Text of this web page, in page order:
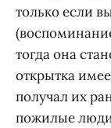
только если
тогда она
открытка
получал их
пожилые